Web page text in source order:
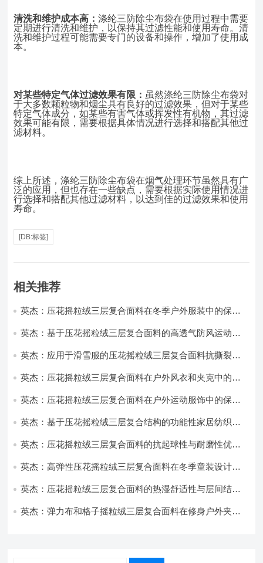
清洗和维护成本高：涤纶三防除尘布袋在使用过程中需要
定期进行清洗和维护，以保持其过滤性能和使用寿命。清
洗和维护过程可能需要专门的设备和操作，增加了使用成
本。
对某些特定气体过滤效果有限： 虽然涤纶三防除尘布袋对
于大多数颗粒物和烟尘具有良好的过滤效果，但对于某些
特定气体成分，如某些有害气体或挥发性有机物，其过滤
效果可能有限，需要根据具体情况进行选择和搭配其他过
滤材料。
综上所述，涤纶三防除尘布袋在烟气处理环节虽然具有广
泛的应用，但也存在一些缺点，需要根据实际使用情况进
行选择和搭配其他过滤材料，以达到佳的过滤效果和使用
寿命。
[DB:标签]
相关推荐
英杰：压花摇粒绒三层复合面料在冬季户外服装中的保暖
英杰：基于压花摇粒绒三层复合面料的高透气防风运动服
英杰：应用于滑雪服的压花摇粒绒三层复合面料抗撕裂与
英杰：压花摇粒绒三层复合面料在户外风衣和夹克中的应
英杰：压花摇粒绒三层复合面料在户外运动服饰中的保暖
英杰：基于压花摇粒绒三层复合结构的功能性家居纺织品
英杰：压花摇粒绒三层复合面料的抗起球性与耐磨性优化
英杰：高弹性压花摇粒绒三层复合面料在冬季童装设计中
英杰：压花摇粒绒三层复合面料的热湿舒适性与层间结合
英杰：弹力布和格子摇粒绒三层复合面料在修身户外夹克